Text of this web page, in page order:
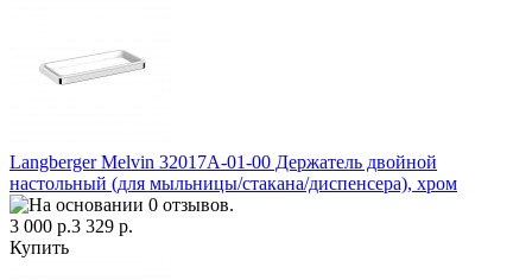
Langberger Melvin 32017A-01-00 Держатель двойной
настольный (для мыльницы/стакана/диспенсера), хром
3 000 р.3 329 р.
Купить